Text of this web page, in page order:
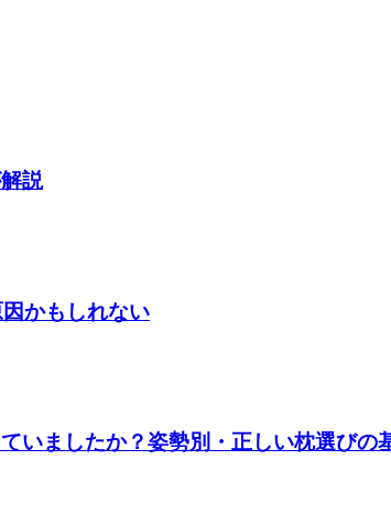
説
かもしれない
いましたか？姿勢別・正しい枕選びの